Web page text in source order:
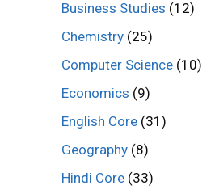
Business Studies (12)
Chemistry (25)
Computer Science (10)
Economics (9)
English Core (31)
Geography (8)
Hindi Core (33)